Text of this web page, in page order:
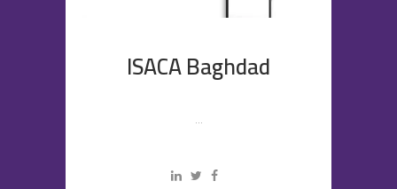
ISACA Baghdad
...